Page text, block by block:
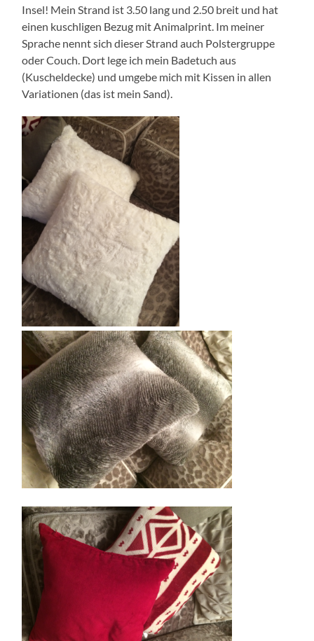
Insel! Mein Strand ist 3.50 lang und 2.50 breit und hat
einen kuschligen Bezug mit Animalprint. Im meiner
Sprache nennt sich dieser Strand auch Polstergruppe
oder Couch. Dort lege ich mein Badetuch aus
(Kuscheldecke) und umgebe mich mit Kissen in allen
Variationen (das ist mein Sand).